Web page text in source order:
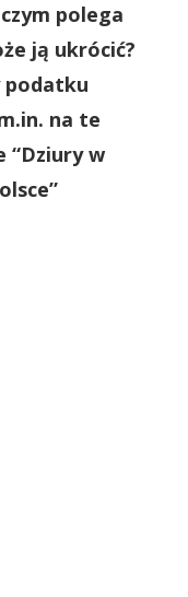
polega
ją ukrócić?
podatku
na te
“Dziury w